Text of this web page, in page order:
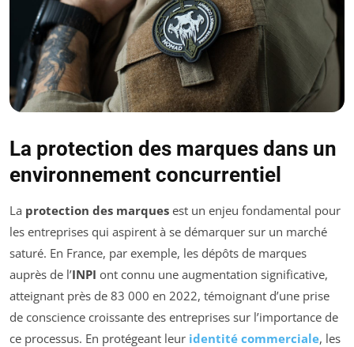
La protection des marques dans un
environnement concurrentiel
La protection des marques est un enjeu fondamental pour
les entreprises qui aspirent à se démarquer sur un marché
saturé. En France, par exemple, les dépôts de marques
auprès de l’INPI ont connu une augmentation significative,
atteignant près de 83 000 en 2022, témoignant d’une prise
de conscience croissante des entreprises sur l’importance de
ce processus. En protégeant leur identité commerciale, les